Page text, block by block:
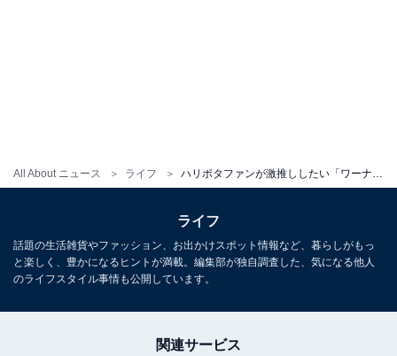
All About ニュース ライフ
ライフ
話題の生活雑貨やファッション、お出かけスポット情報など、暮らしがもっ
と楽しく、豊かになるヒントが満載。編集部が独自調査した、気になる他人
のライフスタイル事情も公開しています。
関連サービス